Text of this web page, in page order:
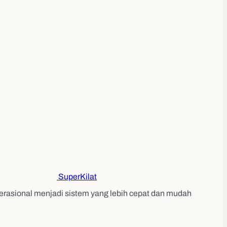
SuperKilat
menjadi sistem yang lebih cepat dan mudah